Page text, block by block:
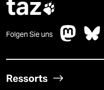

Folgen Sie uns
Ressorts